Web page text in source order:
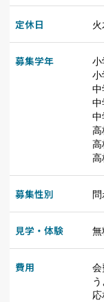
定休日
募集学年
募集性別
見学・体験
費用
応